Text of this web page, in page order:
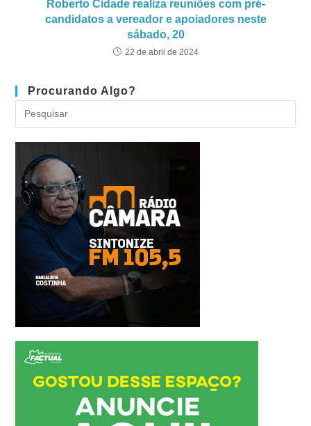
Roberto Cidade realiza reuniões com pré-
candidatos a vereador e apoiadores neste
sábado, 20
22 de abril de 2024
Procurando Algo?